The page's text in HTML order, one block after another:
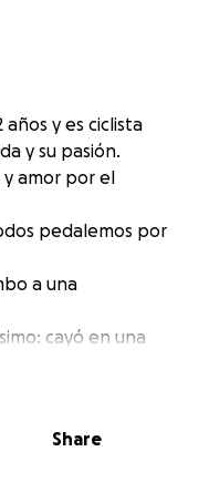
años y es ciclista
y su pasión.
amor por el
pedalemos por
a una
cayó en una
en su cabeza.
dientes y múltiples
Share